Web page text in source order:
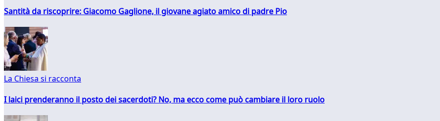
Santità da riscoprire: Giacomo Gaglione, il giovane agiato amico di padre Pio
La Chiesa si racconta
I laici prenderanno il posto dei sacerdoti? No, ma ecco come può cambiare il loro ruolo